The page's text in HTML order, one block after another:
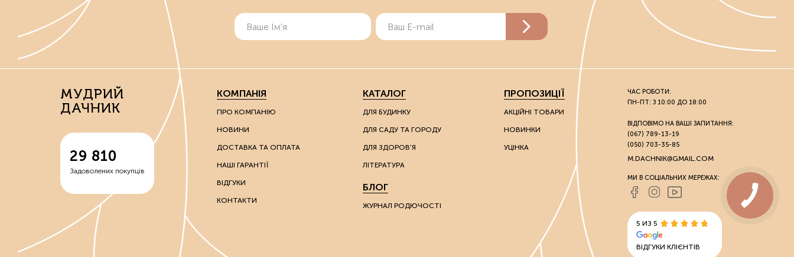
МУДРИЙ
ДАЧНИК
29 810
Задоволених покупців
КОМПАНІЯ
ПРО КОМПАНІЮ
НОВИНИ
ДОСТАВКА ТА ОПЛАТА
НАШІ ГАРАНТІЇ
ВІДГУКИ
КОНТАКТИ
КАТАЛОГ
ДЛЯ БУДИНКУ
ДЛЯ САДУ ТА ГОРОДУ
ДЛЯ ЗДОРОВ'Я
ЛІТЕРАТУРА
БЛОГ
ЖУРНАЛ РОДЮЧОСТІ
ПРОПОЗИЦІЇ
АКЦІЙНІ ТОВАРИ
НОВИНКИ
УЦІНКА
ЧАС РОБОТИ:
ПН-ПТ: З 10:00 ДО 18:00
ВІДПОВІМО НА ВАШІ ЗАПИТАННЯ:
(067) 789-13-19
(050) 703-35-85
M.DACHNIK@GMAIL.COM
МИ В СОЦІАЛЬНИХ МЕРЕЖАХ:
5 ИЗ 5
ВІДГУКИ КЛІЄНТІВ